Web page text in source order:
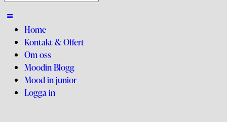
Home
Kontakt & Offert
Om oss
Moodin Blogg
Mood in junior
Logga in